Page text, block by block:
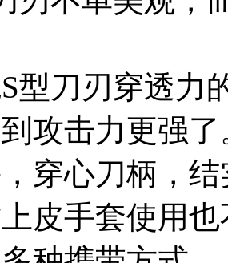
型刀刃穿透力
攻击力更强了
穿心刀柄，
皮手套使用